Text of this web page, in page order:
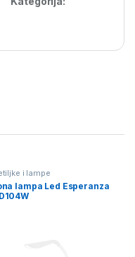
i lampe
lampa Led Esperanza